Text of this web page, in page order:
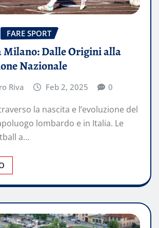
FARE SPORT
Milano: Dalle Origini alla
Nazionale
Riva Feb 2, 2025 0
la nascita e l’evoluzione del
lombardo e in Italia. Le
a…